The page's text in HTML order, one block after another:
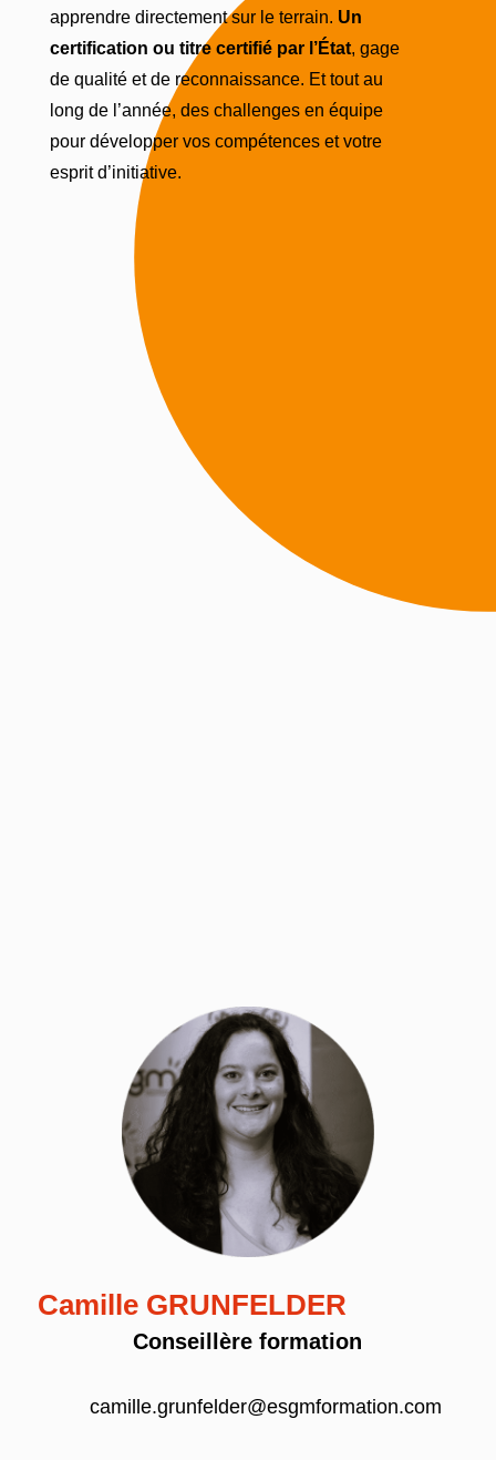
apprendre directement sur le terrain. Un
certification ou titre certifié par l’État, gage
de qualité et de reconnaissance. Et tout au
long de l’année, des challenges en équipe
pour développer vos compétences et votre
esprit d’initiative.
Camille GRUNFELDER
Conseillère formation
camille.grunfelder@esgmformation.com